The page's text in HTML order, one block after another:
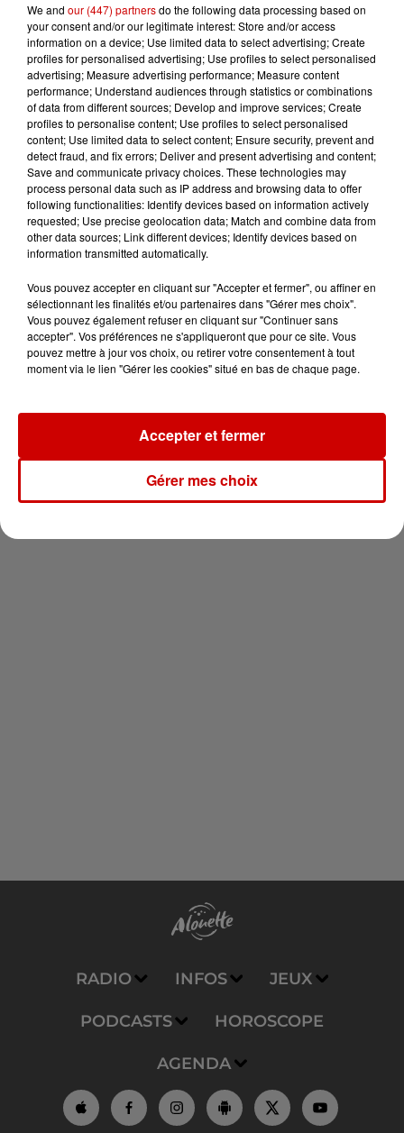
Gagnez vos places pour le
Festival du Roi Arthur 2026 !
Gagnez vos entrées pour le
Musée du Sport Automobile au
Mans !
Destination Vacances - Gagnez
votre séjour en famille au cœur
de la...
Newsletter
RADIO INFOS JEUX
PODCASTS HOROSCOPE
AGENDA
We and our (447) partnersdo the following data processing based on
your consent and/or our legitimate interest: Store and/or access
information on a device; Use limited data to select advertising; Create
profiles for personalised advertising; Use profiles to select personalised
advertising; Measure advertising performance; Measure content
performance; Understand audiences through statistics or combinations
of data from different sources; Develop and improve services; Create
profiles to personalise content; Use profiles to select personalised
content; Use limited data to select content; Ensure security, prevent and
detect fraud, and fix errors; Deliver and present advertising and content;
Save and communicate privacy choices. These technologies may
process personal data such as IP address and browsing data to offer
following functionalities: Identify devices based on information actively
requested; Use precise geolocation data; Match and combine data from
other data sources; Link different devices; Identify devices based on
information transmitted automatically.
Vous pouvez accepter en cliquant sur "Accepter et fermer", ou affiner en
sélectionnant les finalités et/ou partenaires dans "Gérer mes choix".
Vous pouvez également refuser en cliquant sur "Continuer sans
accepter". Vos préférences ne s'appliqueront que pour ce site. Vous
pouvez mettre à jour vos choix, ou retirer votre consentement à tout
moment via le lien "Gérer les cookies" situé en bas de chaque page.
Gérer mes choix
Accepter et fermer